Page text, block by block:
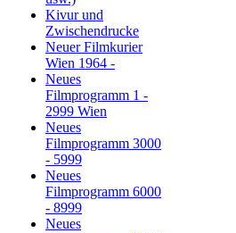
Kivur und
Zwischendrucke
Neuer Filmkurier
Wien 1964 -
Neues
Filmprogramm 1 -
2999 Wien
Neues
Filmprogramm 3000
- 5999
Neues
Filmprogramm 6000
- 8999
Neues